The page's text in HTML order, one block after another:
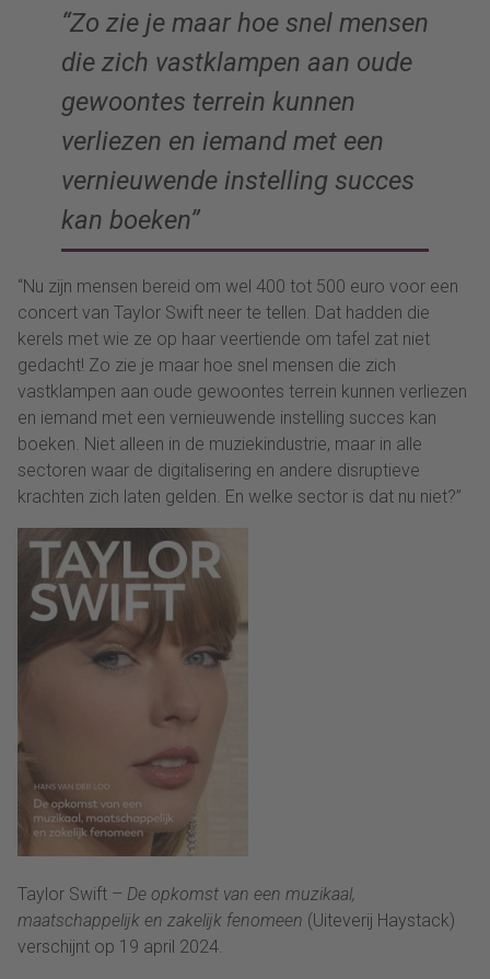
“Zo zie je maar hoe snel mensen
die zich vastklampen aan oude
gewoontes terrein kunnen
verliezen en iemand met een
vernieuwende instelling succes
kan boeken”
“Nu zijn mensen bereid om wel 400 tot 500 euro voor een
concert van Taylor Swift neer te tellen. Dat hadden die
kerels met wie ze op haar veertiende om tafel zat niet
gedacht! Zo zie je maar hoe snel mensen die zich
vastklampen aan oude gewoontes terrein kunnen verliezen
en iemand met een vernieuwende instelling succes kan
boeken. Niet alleen in de muziekindustrie, maar in alle
sectoren waar de digitalisering en andere disruptieve
krachten zich laten gelden. En welke sector is dat nu niet?”
Taylor Swift – De opkomst van een muzikaal,
maatschappelijk en zakelijk fenomeen (Uiteverij Haystack)
verschijnt op 19 april 2024.